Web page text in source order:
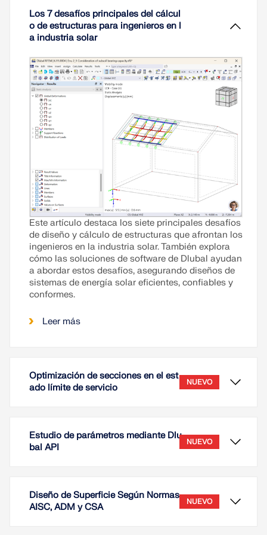
ZONAS DE CARGA
Productos anteriores
Los 7 desafíos principales del cálcul
o de estructuras para ingenieros en l
a industria solar
Este artículo destaca los siete principales desafíos
de diseño y cálculo de estructuras que afrontan los
ingenieros en la industria solar. También explora
cómo las soluciones de software de Dlubal ayudan
a abordar estos desafíos, asegurando diseños de
sistemas de energía solar eficientes, confiables y
conformes.
Leer más
Optimización de secciones en el est
ado límite de servicio
NUEVO
Estudio de parámetros mediante Dlu
bal API
NUEVO
Diseño de Superficie Según Normas
AISC, ADM y CSA
NUEVO